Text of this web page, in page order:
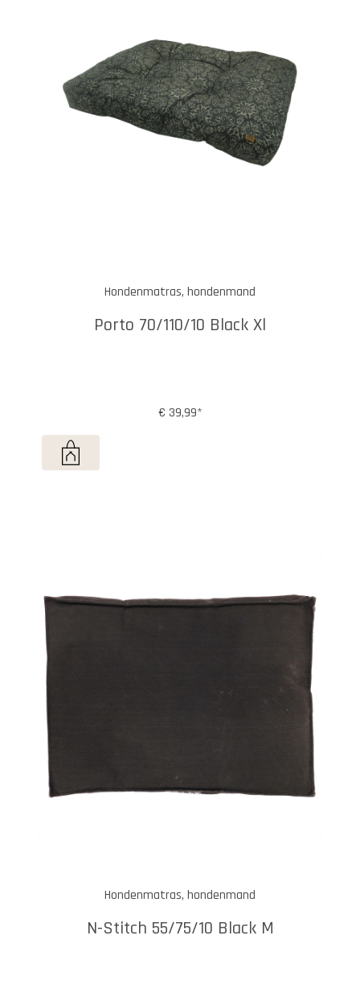
Hondenmatras, hondenmand
Porto 70/110/10 Black Xl
€ 39,99*
Hondenmatras, hondenmand
N-Stitch 55/75/10 Black M